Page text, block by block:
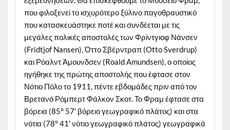
που φιλοξενεί το ισχυρότερο ξύλινο παγοθραυστικό
που κατασκευάστηκε ποτέ και συνδέεται με τις
μεγάλες πολικές αποστολές των Φρίντγιοφ Νάνσεν
(Fridtjof Nansen), Όττο Σβέρντραπ (Otto Sverdrup)
και Ρόαλντ Άμουνδσεν (Roald Amundsen), ο οποίος
ηγήθηκε της πρώτης αποστολής που έφτασε στον
Νότιο Πόλο το 1911, πέντε εβδομάδες πριν από τον
Βρετανό Ρόμπερτ Φάλκον Σκοτ. Το Φραμ έφτασε στα
βόρεια (85° 57′ βόρειο γεωγραφικό πλάτος) και στα
νότια (78° 41′ νότιο γεωγραφικό πλάτος) γεωγραφικά